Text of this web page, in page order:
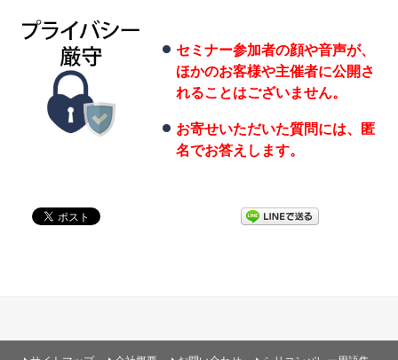
セミナー参加者の顔や音声が、
ほかのお客様や主催者に公開さ
れることはございません。
お寄せいただいた質問には、匿
名でお答えします。